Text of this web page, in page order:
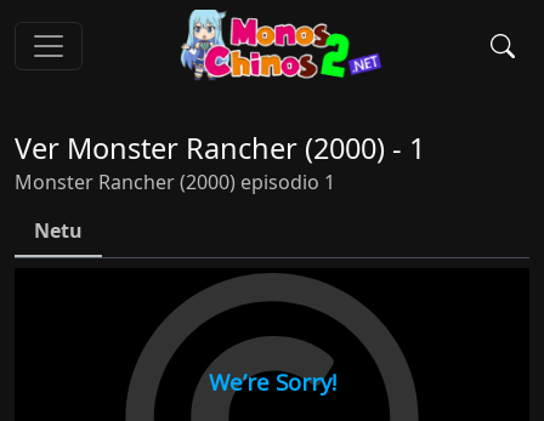
Ver Monster Rancher (2000) - 1
Monster Rancher (2000) episodio 1
Netu